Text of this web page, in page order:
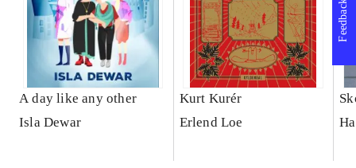
A day like any other
Isla Dewar
Kurt Kurér
Erlend Loe
Feedback